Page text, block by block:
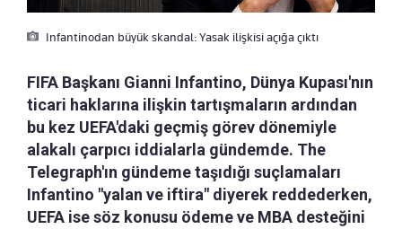
Infantinodan büyük skandal: Yasak ilişkisi açığa çıktı
FIFA Başkanı Gianni Infantino, Dünya Kupası'nın
ticari haklarına ilişkin tartışmaların ardından
bu kez UEFA'daki geçmiş görev dönemiyle
alakalı çarpıcı iddialarla gündemde. The
Telegraph'ın gündeme taşıdığı suçlamaları
Infantino "yalan ve iftira" diyerek reddederken,
UEFA ise söz konusu ödeme ve MBA desteğini